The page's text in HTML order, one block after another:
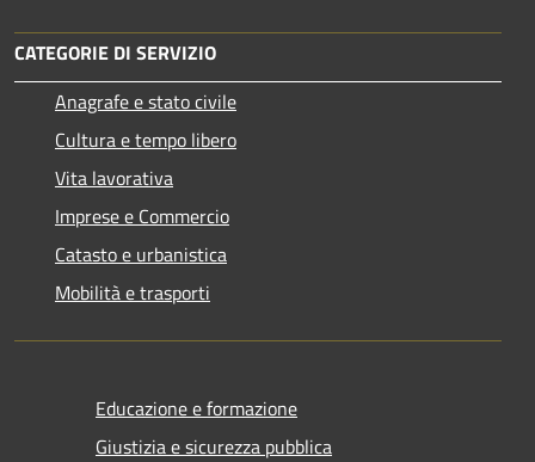
CATEGORIE DI SERVIZIO
Anagrafe e stato civile
Cultura e tempo libero
Vita lavorativa
Imprese e Commercio
Catasto e urbanistica
Mobilità e trasporti
Educazione e formazione
Giustizia e sicurezza pubblica